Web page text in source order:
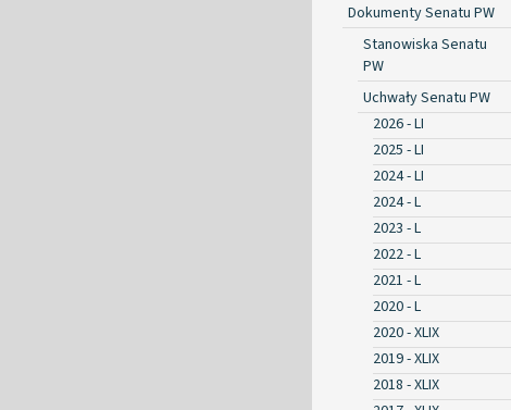
Dokumenty Senatu PW
Stanowiska Senatu
PW
Uchwały Senatu PW
2026 - LI
2025 - LI
2024 - LI
2024 - L
2023 - L
2022 - L
2021 - L
2020 - L
2020 - XLIX
2019 - XLIX
2018 - XLIX